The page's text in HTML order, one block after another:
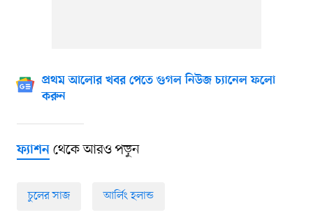
প্রথম আলোর খবর পেতে গুগল নিউজ চ্যানেল ফলো
করুন
ফ্যাশনথেকে আরও পড়ুন
চুলের সাজ আর্লিং হলান্ড